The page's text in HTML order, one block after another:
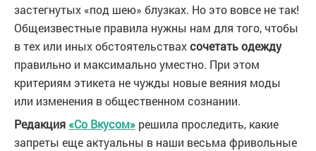
застегнутых «под шею» блузках. Но это вовсе не так!
Общеизвестные правила нужны нам для того, чтобы
в тех или иных обстоятельствахсочетать одежду
правильно и максимально уместно. При этом
критериям этикета не чужды новые веяния моды
или изменения в общественном сознании.
Редакция«Со Вкусом» решила проследить, какие
запреты еще актуальны в наши весьма фривольные